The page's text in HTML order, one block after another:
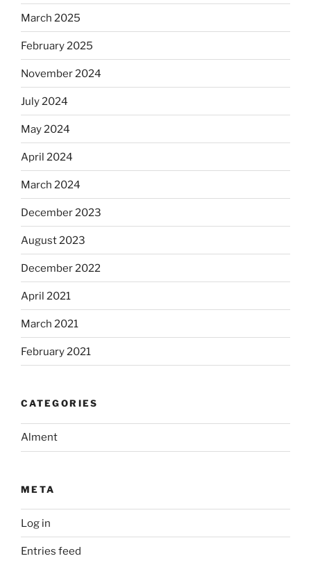
March 2025
February 2025
November 2024
July 2024
May 2024
April 2024
March 2024
December 2023
August 2023
December 2022
April 2021
March 2021
February 2021
CATEGORIES
Alment
META
Log in
Entries feed